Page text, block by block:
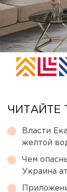
ЧИТАЙТЕ
Власти
желтой
Чем
Украина